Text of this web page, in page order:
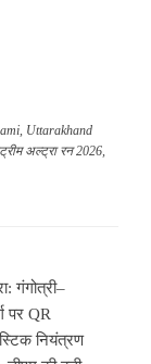
, Uttarakhand
अल्ट्रा रन 2026,
गंगोत्री–
पर QR
नियंत्रण